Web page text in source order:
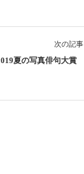
次の記事
夏の写真俳句大賞